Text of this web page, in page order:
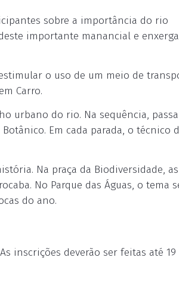
sobre a importância do rio
importante manancial e
o uso de um meio de
Carro.
urbano do rio. Na sequência,
Em cada parada, o técnico
Na praça da Biodiversidade, as
No Parque das Águas, o tema
do ano.
inscrições deverão ser feitas até 19